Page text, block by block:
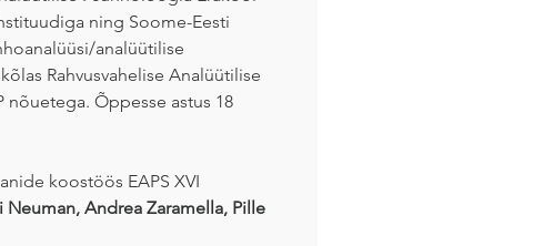
ning Soome-Eesti
analüütilise
Rahvusvahelise Analüütilise
nõuetega. Õppesse astus 18
koostöös EAPS XVI
Andrea Zaramella, Pille